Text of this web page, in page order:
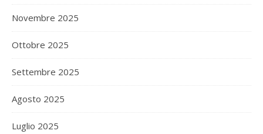
Novembre 2025
Ottobre 2025
Settembre 2025
Agosto 2025
Luglio 2025